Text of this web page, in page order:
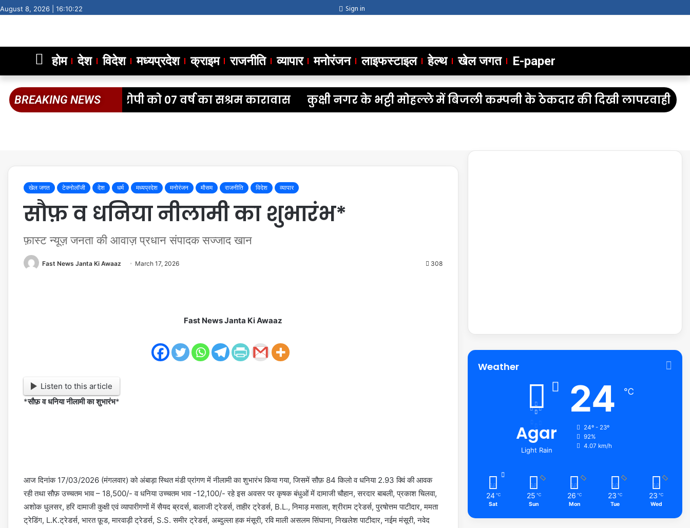
August 8, 2026 | 16:10:22 Sign in
होम देश विदेश मध्यप्रदेश क्राइम राजनीति व्यापार मनोरंजन लाइफस्टाइल हेल्थ खेल जगत E-paper
BREAKING NEWS
मानव वध के आरोपी को 07 वर्ष का सश्रम कारावास कुक्षी नगर के भट्टी मोहल्ले में बिजली कम्पनी के ठेकदार की दिखी लापरवाही।
खेल जगत टेक्नोलॉजी देश धर्म मध्यप्रदेश मनोरंजन मौसम राजनीति विदेश व्यापार
सौफ़ व धनिया नीलामी का शुभारंभ*
फ़ास्ट न्यूज़ जनता की आवाज़ प्रधान संपादक सज्जाद खान
Fast News Janta Ki Awaaz March 17, 2026 308
Fast News Janta Ki Awaaz
Listen to this article
*सौफ़ व धनिया नीलामी का शुभारंभ*
आज दिनांक 17/03/2026 (मंगलवार) को अंबाड़ा स्थित मंडी प्रांगण में नीलामी का शुभारंभ किया गया, जिसमें सौफ़ 84 किलो व धनिया 2.93 क्विं की आवक
रही तथा सौफ़ उच्चतम भाव – 18,500/- व धनिया उच्चतम भाव -12,100/- रहे इस अवसर पर कृषक बंधुओं में दामाजी चौहान, सरदार बाबली, प्रकाश चिलवा,
अशोक धुलसर, हरि दामाजी कुक्षी एवं व्यापारीगणों में सैयद ब्रदर्स, बालाजी ट्रेडर्स, ताहीर ट्रेडर्स, B.L., निमाड़ मसाला, श्रीराम ट्रेडर्स, पुरषोत्तम पाटीदार, ममता
ट्रेडिंग, L.K.ट्रेडर्स, भारत फ़ूड, मारवाड़ी ट्रेडर्स, S.S. समीर ट्रेडर्स, अब्दुल्ला हक मंसूरी, रवि माली असलम सिंघाना, निखलेश पाटीदार, नईम मंसूरी, नवेद
Weather
Agar
Light Rain
24 ℃
24º - 23º
92%
4.07 km/h
24 ℃
Sat
25 ℃
Sun
26 ℃
Mon
23 ℃
Tue
23 ℃
Wed